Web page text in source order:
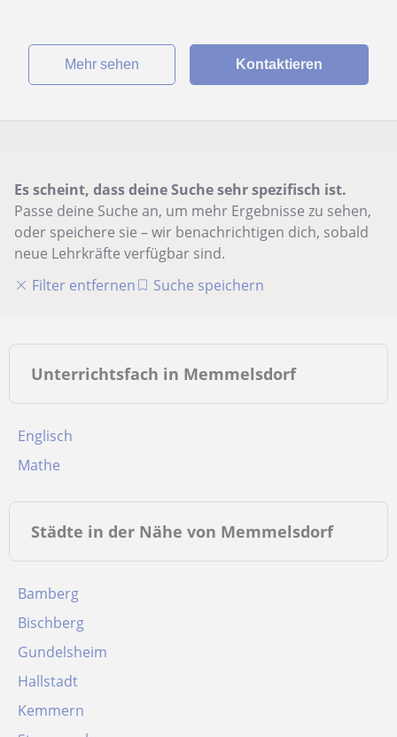
Mehr sehen Kontaktieren
Es scheint, dass deine Suche sehr spezifisch ist.
Passe deine Suche an, um mehr Ergebnisse zu sehen,
oder speichere sie – wir benachrichtigen dich, sobald
neue Lehrkräfte verfügbar sind.
Filter entfernen
Suche speichern
Unterrichtsfach in Memmelsdorf
Englisch
Mathe
Städte in der Nähe von Memmelsdorf
Bamberg
Bischberg
Gundelsheim
Hallstadt
Kemmern